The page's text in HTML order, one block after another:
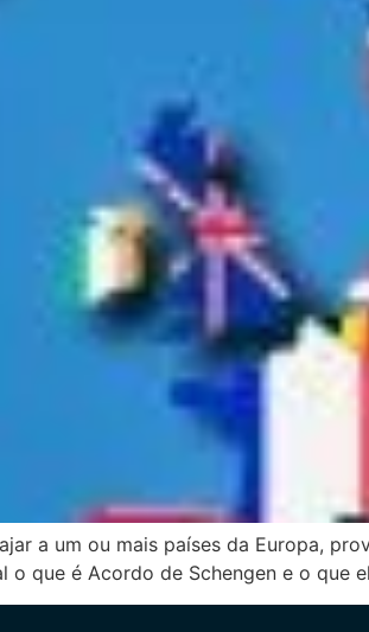
a um ou mais países da Europa,
o que é Acordo de Schengen e o que